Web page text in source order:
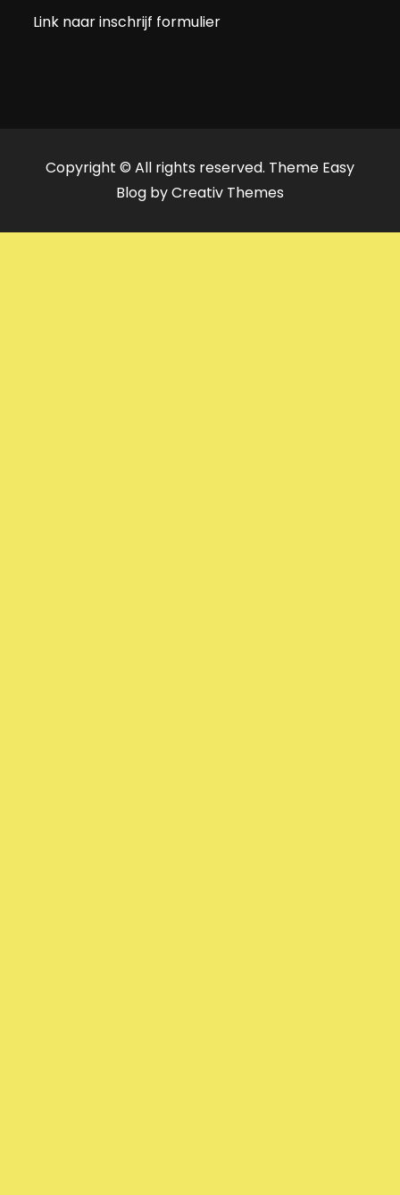
Link naar inschrijf formulier
Copyright © All rights reserved. Theme Easy
Blog byCreativ Themes